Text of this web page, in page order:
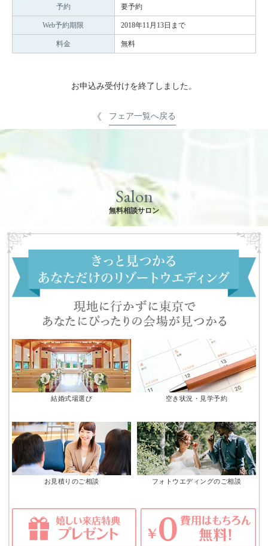
予約 要予約
Web予約期限 2018年11月13日まで
料金 無料
お申込み受付けを終了しました。
フェア一覧へ戻る
Salon
無料相談サロン
結婚式場選び 空き状況・見学予約
お見積りのご相談 フォトウエディングのご相談